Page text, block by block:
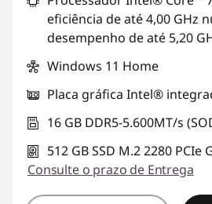
eficiência de até 4,00 GHz
desempenho de até 5,20
Windows 11 Home
Placa gráfica Intel®
16 GB DDR5-5.600MT/s
512 GB SSD M.2 2280 PCIe
Consulte o prazo de Entrega